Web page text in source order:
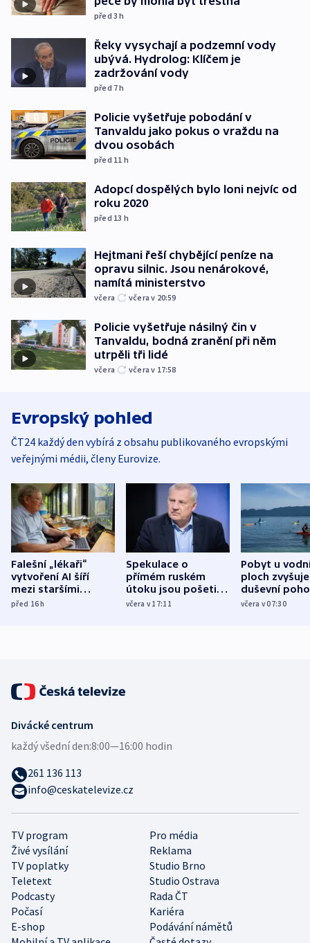
před 3h
Řeky vysychají a podzemní vody
ubývá. Hydrolog: Klíčem je
zadržování vody
před 7h
Policie vyšetřuje pobodání v
Tanvaldu jako pokus o vraždu na
dvou osobách
před 11 h
Adopcí dospělých bylo loni nejvíc od
roku 2020
před 13 h
Hejtmani řeší chybějící peníze na
opravu silnic. Jsou nenárokové,
namítá ministerstvo
včera včera v 20:59
Policie vyšetřuje násilný čin v
Tanvaldu, bodná zranění při něm
utrpěli tři lidé
včera včera v 17:58
Evropský pohled
ČT24 každý den vybírá z obsahu publikovaného evropskými
veřejnými médii, členy Eurovize.
Falešní „lékaři“
vytvoření AI šíří
mezi staršími
Poláky nebezpečné
před 16h
Spekulace o
přímém ruském
útoku jsou pošetilé,
míní estonský
včera v 17:11
Pobyt u
ploch zvyšuje
duševní
ukázala
včera v 07:30
TV program
Pro média
Živé vysílání
Reklama
TV poplatky
Studio Brno
Teletext
Studio Ostrava
Podcasty
Rada ČT
Počasí
Kariéra
E-shop
Podávání námětů
Divácké centrum
každý všední den:8:00—16:00 hodin
261 136 113
info@ceskatelevize.cz